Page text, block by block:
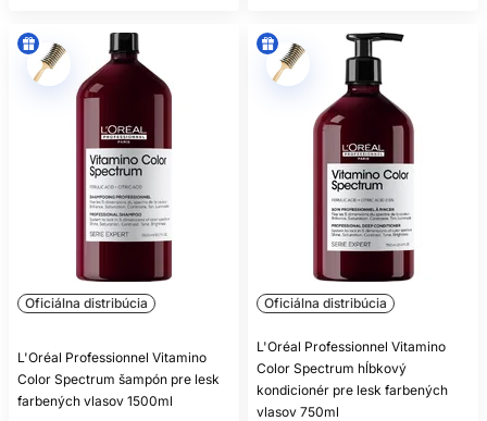
Oficiálna distribúcia
L'Oréal Professionnel Vitamino
Color Spectrum šampón pre lesk
farbených vlasov 1500ml
Oficiálna distribúcia
L'Oréal Professionnel Vitamino
Color Spectrum hĺbkový
kondicionér pre lesk farbených
vlasov 750ml